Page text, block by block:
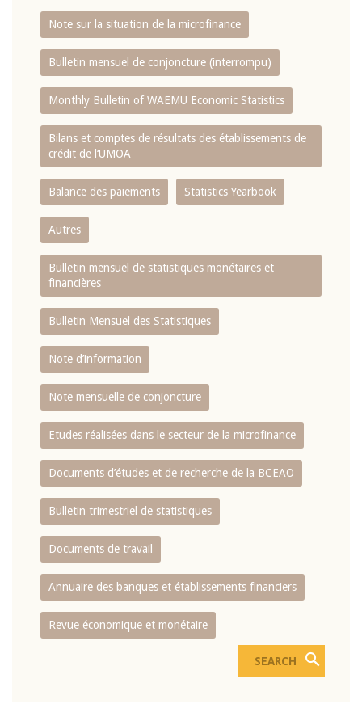
Note sur la situation de la microfinance
Bulletin mensuel de conjoncture (interrompu)
Monthly Bulletin of WAEMU Economic Statistics
Bilans et comptes de résultats des établissements de
crédit de l‘UMOA
Balance des paiements Statistics Yearbook
Autres
Bulletin mensuel de statistiques monétaires et
financières
Bulletin Mensuel des Statistiques
Note d’information
Note mensuelle de conjoncture
Etudes réalisées dans le secteur de la microfinance
Documents d’études et de recherche de la BCEAO
Bulletin trimestriel de statistiques
Documents de travail
Annuaire des banques et établissements financiers
Revue économique et monétaire